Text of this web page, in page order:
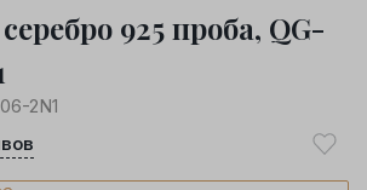
925 проба, QG-
2N1